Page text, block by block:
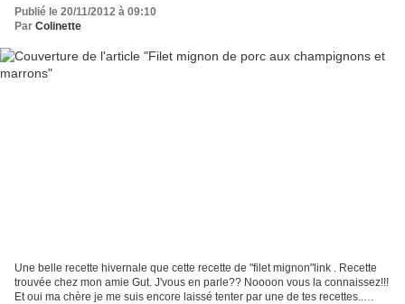
Publié le 20/11/2012 à 09:10
Par Colinette
Une belle recette hivernale que cette recette de "filet mignon"link . Recette
trouvée chez mon amie Gut. J'vous en parle?? Noooon vous la connaissez!!!
Et oui ma chère je me suis encore laissé tenter par une de tes recettes..